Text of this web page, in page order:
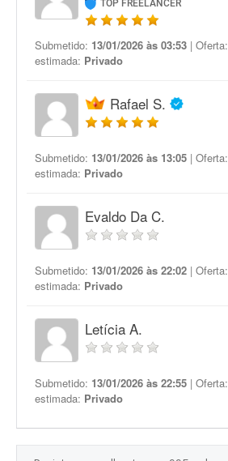
TOP FREELANCER
Submetido: 13/01/2026 às 03:53 | Oferta:
estimada: Privado
Rafael S.
Submetido: 13/01/2026 às 13:05 | Oferta:
estimada: Privado
Evaldo Da C.
Submetido: 13/01/2026 às 22:02 | Oferta:
estimada: Privado
Letícia A.
Submetido: 13/01/2026 às 22:55 | Oferta:
estimada: Privado